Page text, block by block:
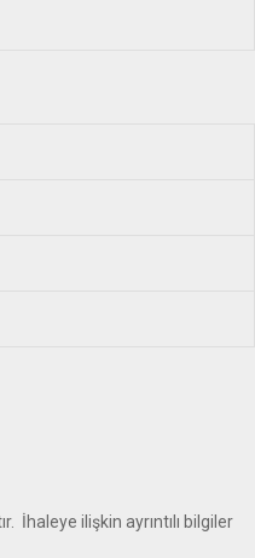
İhaleye ilişkin ayrıntılı bilgiler